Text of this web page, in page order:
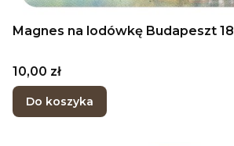
Magnes na lodówkę Budapeszt 18
Cena
10,00 zł
Do koszyka